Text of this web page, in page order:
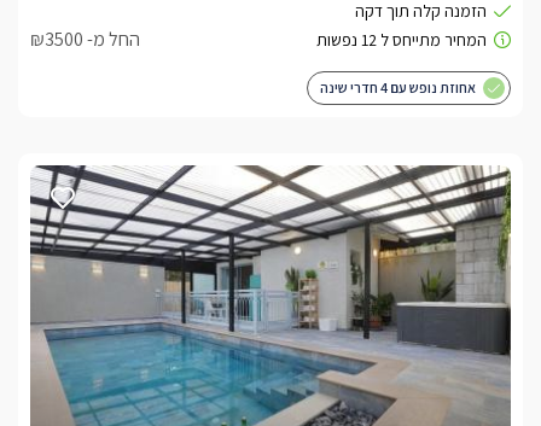
החל מ- ₪3500
אחוזת נופש עם 4 חדרי שינה